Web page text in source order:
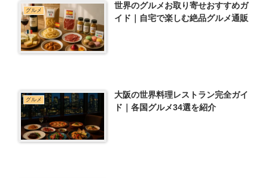
グルメ
世界のグルメお取り寄せおすすめガ
イド｜自宅で楽しむ絶品グルメ通販
グルメ
大阪の世界料理レストラン完全ガイ
ド｜各国グルメ34選を紹介